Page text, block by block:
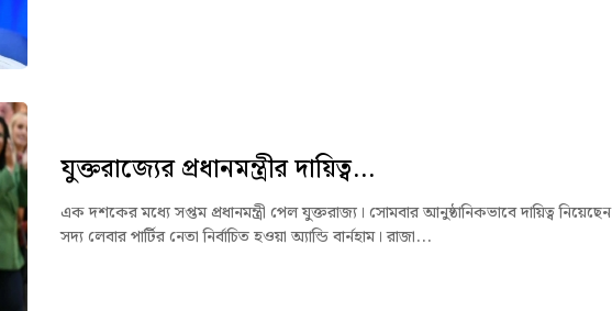
যুক্তরাজ্যের প্রধানমন্ত্রীর দায়িত্ব...
এক দশকের মধ্যে সপ্তম প্রধানমন্ত্রী পেল যুক্তরাজ্য। সোমবার আনুষ্ঠানিকভাবে দায়িত্ব নিয়েছেন
সদ্য লেবার পার্টির নেতা নির্বাচিত হওয়া অ্যান্ডি বার্নহাম। রাজা...